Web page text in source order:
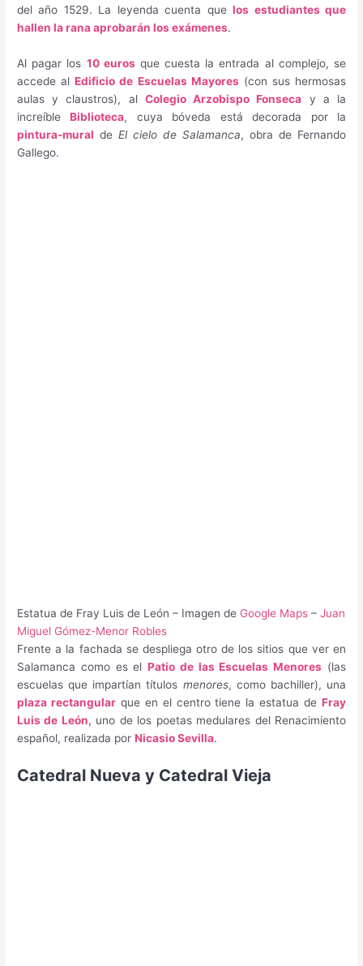
del año 1529. La leyenda cuenta quelos estudiantes que
hallen la rana aprobarán los exámenes.
Al pagar los 10 eurosque cuesta la entrada al complejo, se
accede alEdificio de Escuelas Mayores(con sus hermosas
aulas y claustros), al Colegio Arzobispo Fonseca y a la
increíbleBiblioteca, cuya bóveda está decorada por la
pintura-mural deEl cielo de Salamanca, obra de Fernando
Gallego.
Estatua de Fray Luis de León – Imagen de Google Maps –Juan
Miguel Gómez-Menor Robles
Frente a la fachada se despliega otro de los sitios que ver en
Salamanca como es elPatio de las Escuelas Menores (las
escuelas que impartían títulos menores, como bachiller), una
plaza rectangularque en el centro tiene la estatua de Fray
Luis de León, uno de los poetas medulares del Renacimiento
español, realizada porNicasio Sevilla.
Catedral Nueva y Catedral Vieja